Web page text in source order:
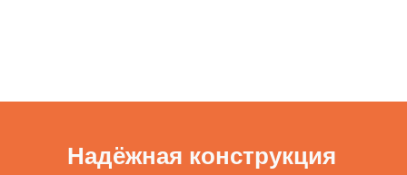
Надёжная конструкция